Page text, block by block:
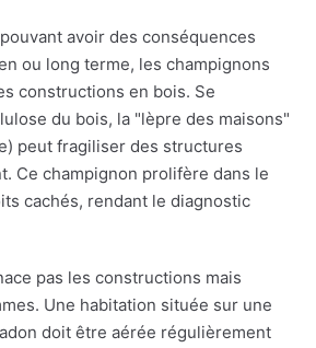
avoir des conséquences
ou long terme, les champignons
constructions en bois. Se
du bois, la "lèpre des maisons"
peut fragiliser des structures
Ce champignon prolifère dans le
cachés, rendant le diagnostic
pas les constructions mais
Une habitation située sur une
doit être aérée régulièrement